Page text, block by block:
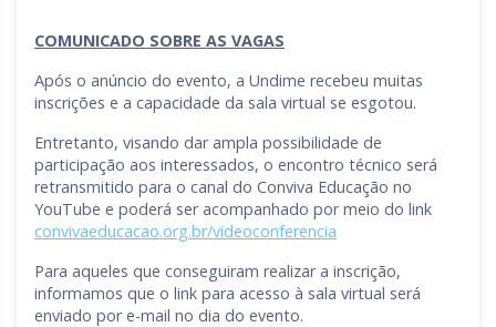
COMUNICADO SOBRE AS VAGAS
Após o anúncio do evento, a Undime recebeu muitas
inscrições e a capacidade da sala virtual se esgotou.
Entretanto, visando dar ampla possibilidade de
participação aos interessados, o encontro técnico será
retransmitido para o canal do Conviva Educação no
YouTube e poderá ser acompanhado por meio do link
convivaeducacao.org.br/videoconferencia
Para aqueles que conseguiram realizar a inscrição,
informamos que o link para acesso à sala virtual será
enviado por e-mail no dia do evento.